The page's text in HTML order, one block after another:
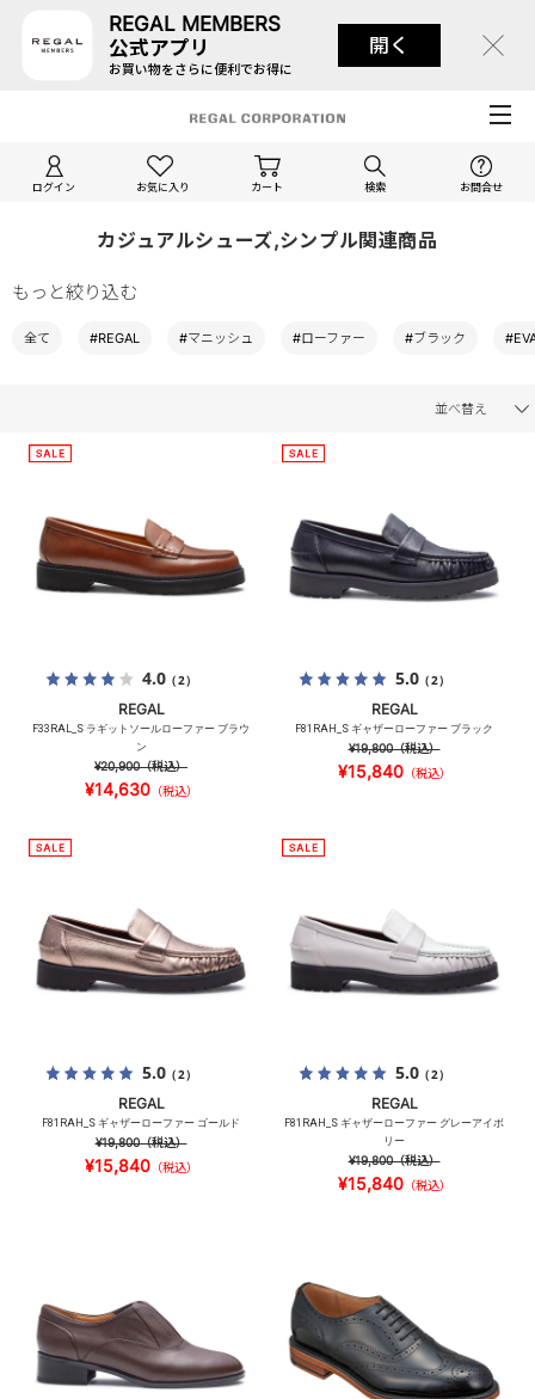
REGAL MEMBERS
公式アプリ
お買い物をさらに便利でお得に
開く
ログイン お気に入り カート 検索 お問合せ
カジュアルシューズ,シンプル関連商品
もっと絞り込む
全て #REGAL #マニッシュ #ローファー #ブラック
並べ替え
4.0（2）
REGAL
F33RAL_S ラギットソールローファー ブラウ
ン
¥20,900（税込）
¥14,630（税込）
5.0（2）
REGAL
F81RAH_S ギャザーローファー ブラック
¥19,800（税込）
¥15,840（税込）
5.0（2）
REGAL
F81RAH_S ギャザーローファー ゴールド
¥19,800（税込）
¥15,840（税込）
5.0（2）
REGAL
F81RAH_S ギャザーローファー グレーアイボ
リー
¥19,800（税込）
¥15,840（税込）